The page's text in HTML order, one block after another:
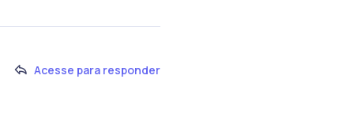
Acesse para responder